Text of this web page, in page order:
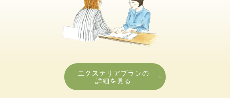
エクステリアプランの
詳細を見る